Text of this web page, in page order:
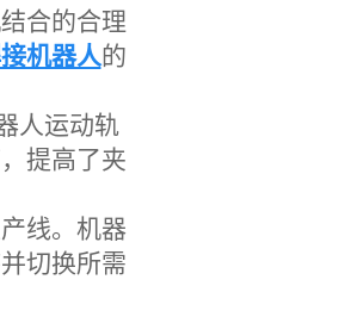
合的合理
机器人的
人运动轨
提高了夹
线。机器
切换所需